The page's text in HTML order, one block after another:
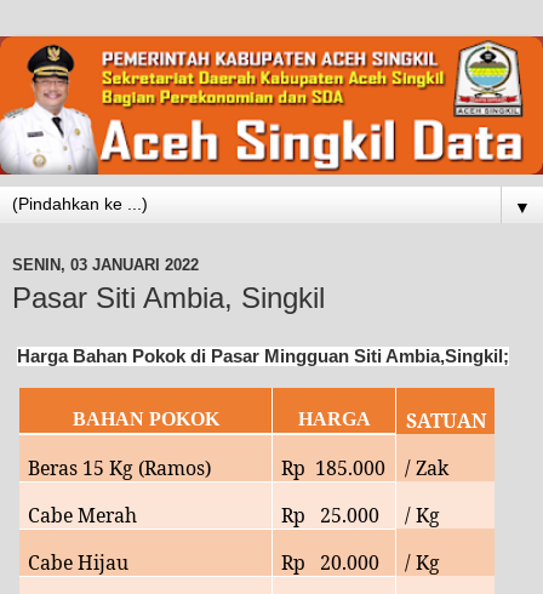
▼
SENIN, 03 JANUARI 2022
Pasar Siti Ambia, Singkil
Harga Bahan Pokok di Pasar Mingguan Siti Ambia,Singkil;
BAHAN POKOK HARGA
SATUAN
Beras 15 Kg (Ramos)
Rp 185.000
/ Zak
Cabe Merah
Rp 25.000
/ Kg
Cabe Hijau
Rp 20.000
/ Kg